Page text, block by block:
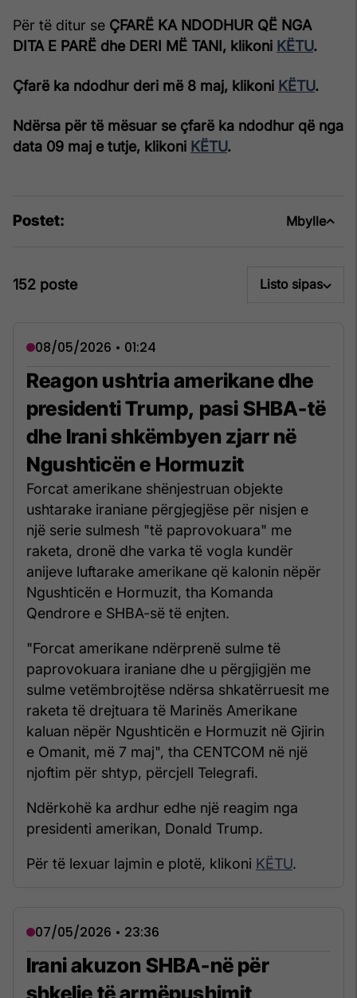
Për të ditur se ÇFARË KA NDODHUR QË NGA
DITA E PARË dhe DERI MË TANI, klikoni KËTU.
Çfarë ka ndodhur deri më 8 maj, klikoni KËTU.
Ndërsa për të mësuar se çfarë ka ndodhur që nga
data 09 maj e tutje, klikoni KËTU.
Postet: Mbylle
152 poste Listo sipas
08/05/2026 • 01:24
Reagon ushtria amerikane dhe
presidenti Trump, pasi SHBA-të
dhe Irani shkëmbyen zjarr në
Ngushticën e Hormuzit
Forcat amerikane shënjestruan objekte
ushtarake iraniane përgjegjëse për nisjen e
një serie sulmesh "të paprovokuara" me
raketa, dronë dhe varka të vogla kundër
anijeve luftarake amerikane që kalonin nëpër
Ngushticën e Hormuzit, tha Komanda
Qendrore e SHBA-së të enjten.
"Forcat amerikane ndërprenë sulme të
paprovokuara iraniane dhe u përgjigjën me
sulme vetëmbrojtëse ndërsa shkatërruesit me
raketa të drejtuara të Marinës Amerikane
kaluan nëpër Ngushticën e Hormuzit në Gjirin
e Omanit, më 7 maj", tha CENTCOM në një
njoftim për shtyp, përcjell Telegrafi.
Ndërkohë ka ardhur edhe një reagim nga
presidenti amerikan, Donald Trump.
Për të lexuar lajmin e plotë, klikoni KËTU.
07/05/2026 • 23:36
Irani akuzon SHBA-në për
shkelje të armëpushimit